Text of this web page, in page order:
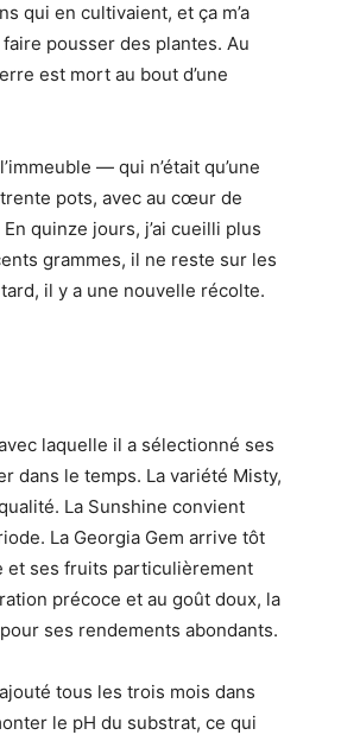
qui en cultivaient, et ça m’a
pousser des plantes. Au
est mort au bout d’une
— qui n’était qu’une
pots, avec au cœur de
quinze jours, j’ai cueilli plus
grammes, il ne reste sur les
il y a une nouvelle récolte.
laquelle il a sélectionné ses
dans le temps. La variété Misty,
La Sunshine convient
La Georgia Gem arrive tôt
et ses fruits particulièrement
précoce et au goût doux, la
ses rendements abondants.
tous les trois mois dans
le pH du substrat, ce qui